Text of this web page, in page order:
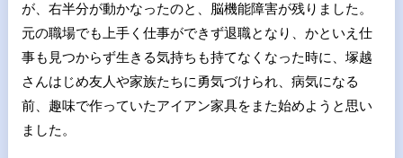
が、右半分が動かなったのと、脳機能障害が残りました。
元の職場でも上手く仕事ができず退職となり、かといえ仕
事も見つからず生きる気持ちも持てなくなった時に、塚越
さんはじめ友人や家族たちに勇気づけられ、病気になる
前、趣味で作っていたアイアン家具をまた始めようと思い
ました。